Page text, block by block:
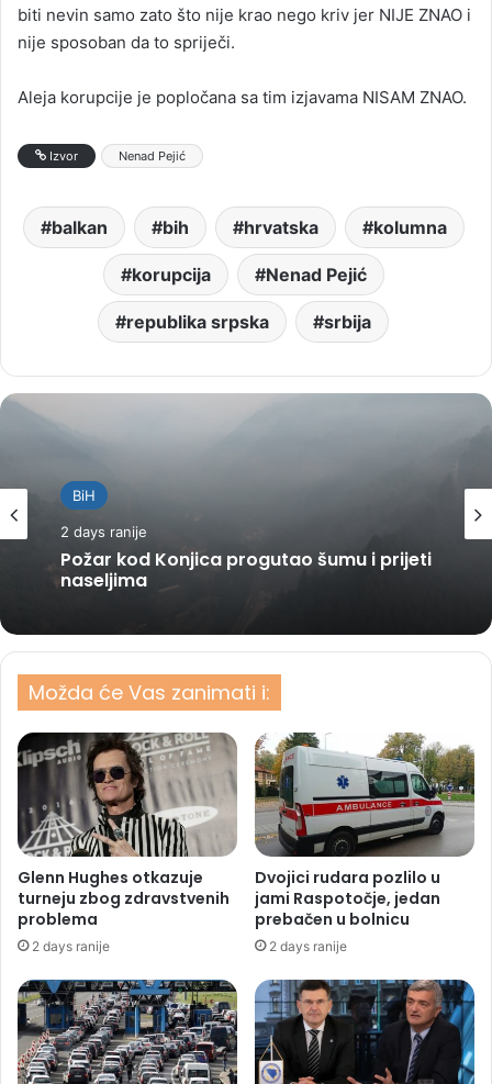
biti nevin samo zato što nije krao nego kriv jer NIJE ZNAO i
nije sposoban da to spriječi.
Aleja korupcije je popločana sa tim izjavama NISAM ZNAO.
Izvor Nenad Pejić
balkan bih hrvatska kolumna
korupcija Nenad Pejić
republika srpska srbija
BiH
2 days ranije
Požar kod Konjica progutao šumu i prijeti
naseljima
Možda će Vas zanimati i:
Glenn Hughes otkazuje
turneju zbog zdravstvenih
problema
2 days ranije
Dvojici rudara pozlilo u
jami Raspotočje, jedan
prebačen u bolnicu
2 days ranije